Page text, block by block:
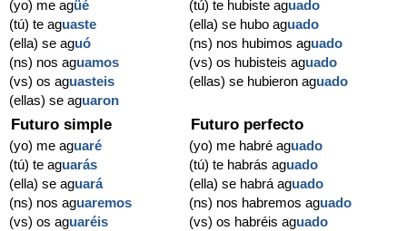
(yo) me agüé
(tú) te aguaste
(ella) se aguó
(ns) nos aguamos
(vs) os aguasteis
(ellas) se aguaron
(tú) te hubiste aguado
(ella) se hubo aguado
(ns) nos hubimos aguado
(vs) os hubisteis aguado
(ellas) se hubieron aguado
Futuro simple
(yo) me aguaré
(tú) te aguarás
(ella) se aguará
(ns) nos aguaremos
(vs) os aguaréis
Futuro perfecto
(yo) me habré aguado
(tú) te habrás aguado
(ella) se habrá aguado
(ns) nos habremos aguado
(vs) os habréis aguado